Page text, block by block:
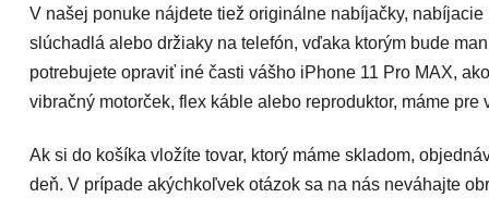
V našej ponuke nájdete tiež originálne nabíjačky,
slúchadlá alebo držiaky na telefón, vďaka ktorým bude
potrebujete opraviť iné časti vášho iPhone 11 Pro MAX,
vibračný motorček, flex káble alebo reproduktor, máme pre
Ak si do košíka vložíte tovar, ktorý máme skladom,
deň. V prípade akýchkoľvek otázok sa na nás neváhajte